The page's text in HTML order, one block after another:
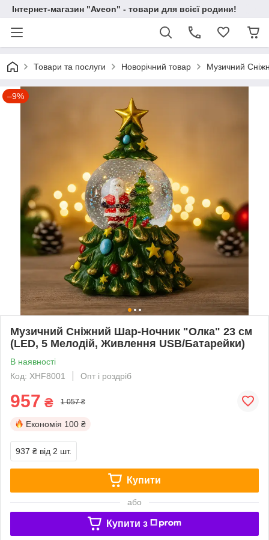
Інтернет-магазин "Aveon" - товари для всієї родини!
Товари та послуги Новорічний товар Музичний
–9%
Музичний Сніжний Шар-Ночник "Олка" 23 см
(LED, 5 Мелодій, Живлення USB/Батарейки)
В наявності
Код: XHF8001
Опт і роздріб
957 ₴ 1 057 ₴
Економія 100 ₴
937 ₴ від 2 шт.
Купити
або
Купити з